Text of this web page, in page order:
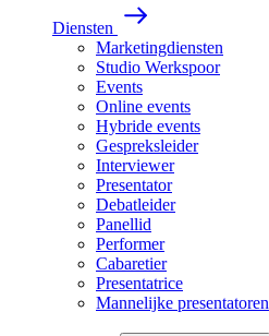
Diensten
Marketingdiensten
Studio Werkspoor
Events
Online events
Hybride events
Gespreksleider
Interviewer
Presentator
Debatleider
Panellid
Performer
Cabaretier
Presentatrice
Mannelijke presentatoren